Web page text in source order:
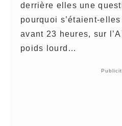
derrière elles une
pourquoi s’étaient-
avant 23 heures, sur
poids lourd…